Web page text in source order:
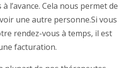
l’avance. Cela nous permet de
une autre personne.Si vous
rendez-vous à temps, il est
facturation.